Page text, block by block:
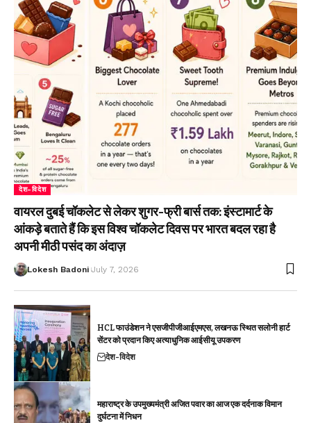
देश-विदेश
वायरल दुबई चॉकलेट से लेकर शुगर-फ्री बार्स तक: इंस्टामार्ट के
आंकड़े बताते हैं कि इस विश्व चॉकलेट दिवस पर भारत बदल रहा है
अपनी मीठी पसंद का अंदाज़
Lokesh Badoni July 7, 2026
HCL फाउंडेशन ने एसजीपीजीआईएमएस, लखनऊ स्थित सलोनी हार्ट
सेंटर को प्रदान किए अत्याधुनिक आईसीयू उपकरण
देश-विदेश
महाराष्ट्र के उपमुख्यमंत्री अजित पवार का आज एक दर्दनाक विमान
दुर्घटना में निधन